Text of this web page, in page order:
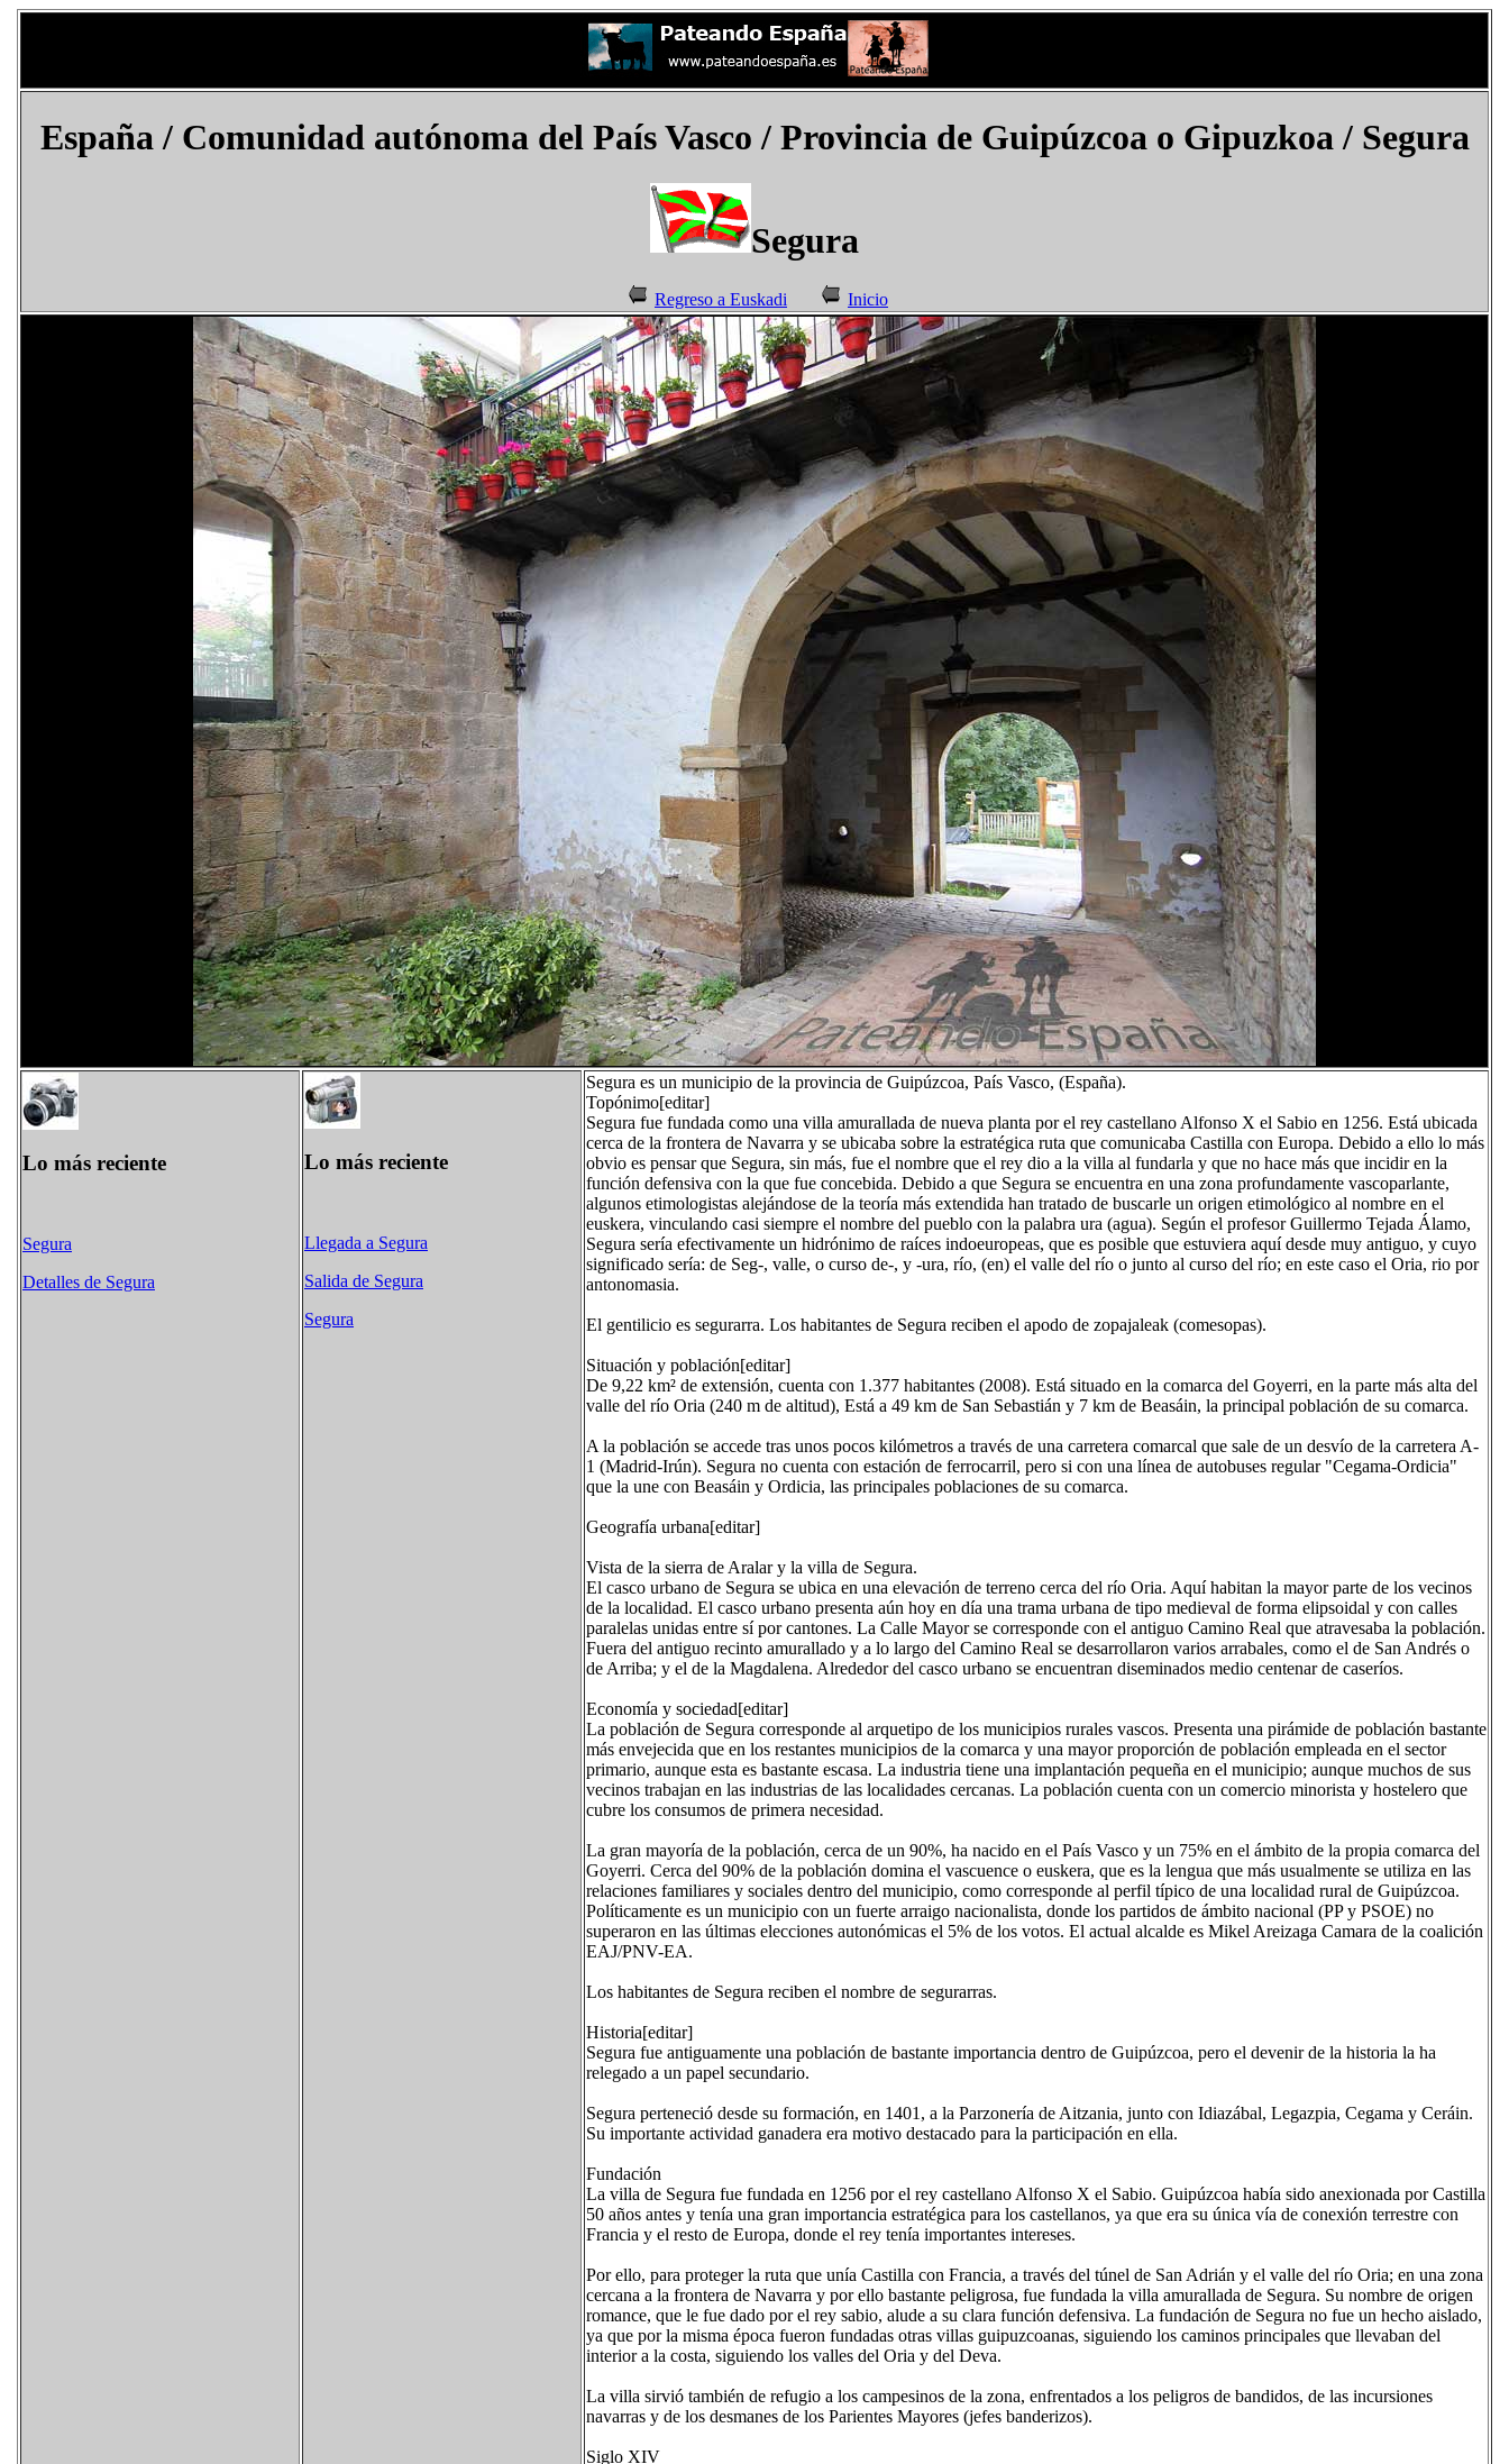
España/ Comunidad autónoma del País Vasco / Provincia de Guipúzcoa o Gipuzkoa / Segura
Segura
Regreso a Euskadi Inicio
Lo más reciente
Segura
Detalles de Segura
Lo más reciente
Llegada a Segura
Salida de Segura
Segura
Segura es un municipio de la provincia de Guipúzcoa, País Vasco, (España).
Topónimo[editar]
Segura fue fundada como una villa amurallada de nueva planta por el rey castellano Alfonso X el Sabio en 1256. Está ubicada
cerca de la frontera de Navarra y se ubicaba sobre la estratégica ruta que comunicaba Castilla con Europa. Debido a ello lo más
obvio es pensar que Segura, sin más, fue el nombre que el rey dio a la villa al fundarla y que no hace más que incidir en la
función defensiva con la que fue concebida. Debido a que Segura se encuentra en una zona profundamente vascoparlante,
algunos etimologistas alejándose de la teoría más extendida han tratado de buscarle un origen etimológico al nombre en el
euskera, vinculando casi siempre el nombre del pueblo con la palabra ura (agua). Según el profesor Guillermo Tejada Álamo,
Segura sería efectivamente un hidrónimo de raíces indoeuropeas, que es posible que estuviera aquí desde muy antiguo, y cuyo
significado sería: de Seg-, valle, o curso de-, y -ura, río, (en) el valle del río o junto al curso del río; en este caso el Oria, rio por
antonomasia.
El gentilicio es segurarra. Los habitantes de Segura reciben el apodo de zopajaleak (comesopas).
Situación y población[editar]
De 9,22 km² de extensión, cuenta con 1.377 habitantes (2008). Está situado en la comarca del Goyerri, en la parte más alta del
valle del río Oria (240 m de altitud), Está a 49 km de San Sebastián y 7 km de Beasáin, la principal población de su comarca.
A la población se accede tras unos pocos kilómetros a través de una carretera comarcal que sale de un desvío de la carretera A-
1 (Madrid-Irún). Segura no cuenta con estación de ferrocarril, pero si con una línea de autobuses regular "Cegama-Ordicia"
que la une con Beasáin y Ordicia, las principales poblaciones de su comarca.
Geografía urbana[editar]
Vista de la sierra de Aralar y la villa de Segura.
El casco urbano de Segura se ubica en una elevación de terreno cerca del río Oria. Aquí habitan la mayor parte de los vecinos
de la localidad. El casco urbano presenta aún hoy en día una trama urbana de tipo medieval de forma elipsoidal y con calles
paralelas unidas entre sí por cantones. La Calle Mayor se corresponde con el antiguo Camino Real que atravesaba la población.
Fuera del antiguo recinto amurallado y a lo largo del Camino Real se desarrollaron varios arrabales, como el de San Andrés o
de Arriba; y el de la Magdalena. Alrededor del casco urbano se encuentran diseminados medio centenar de caseríos.
Economía y sociedad[editar]
La población de Segura corresponde al arquetipo de los municipios rurales vascos. Presenta una pirámide de población bastante
más envejecida que en los restantes municipios de la comarca y una mayor proporción de población empleada en el sector
primario, aunque esta es bastante escasa. La industria tiene una implantación pequeña en el municipio; aunque muchos de sus
vecinos trabajan en las industrias de las localidades cercanas. La población cuenta con un comercio minorista y hostelero que
cubre los consumos de primera necesidad.
La gran mayoría de la población, cerca de un 90%, ha nacido en el País Vasco y un 75% en el ámbito de la propia comarca del
Goyerri. Cerca del 90% de la población domina el vascuence o euskera, que es la lengua que más usualmente se utiliza en las
relaciones familiares y sociales dentro del municipio, como corresponde al perfil típico de una localidad rural de Guipúzcoa.
Políticamente es un municipio con un fuerte arraigo nacionalista, donde los partidos de ámbito nacional (PP y PSOE) no
superaron en las últimas elecciones autonómicas el 5% de los votos. El actual alcalde es Mikel Areizaga Camara de la coalición
EAJ/PNV-EA.
Los habitantes de Segura reciben el nombre de segurarras.
Historia[editar]
Segura fue antiguamente una población de bastante importancia dentro de Guipúzcoa, pero el devenir de la historia la ha
relegado a un papel secundario.
Segura perteneció desde su formación, en 1401, a la Parzonería de Aitzania, junto con Idiazábal, Legazpia, Cegama y Ceráin.
Su importante actividad ganadera era motivo destacado para la participación en ella.
Fundación
La villa de Segura fue fundada en 1256 por el rey castellano Alfonso X el Sabio. Guipúzcoa había sido anexionada por Castilla
50 años antes y tenía una gran importancia estratégica para los castellanos, ya que era su única vía de conexión terrestre con
Francia y el resto de Europa, donde el rey tenía importantes intereses.
Por ello, para proteger la ruta que unía Castilla con Francia, a través del túnel de San Adrián y el valle del río Oria; en una zona
cercana a la frontera de Navarra y por ello bastante peligrosa, fue fundada la villa amurallada de Segura. Su nombre de origen
romance, que le fue dado por el rey sabio, alude a su clara función defensiva. La fundación de Segura no fue un hecho aislado,
ya que por la misma época fueron fundadas otras villas guipuzcoanas, siguiendo los caminos principales que llevaban del
interior a la costa, siguiendo los valles del Oria y del Deva.
La villa sirvió también de refugio a los campesinos de la zona, enfrentados a los peligros de bandidos, de las incursiones
navarras y de los desmanes de los Parientes Mayores (jefes banderizos).
Siglo XIV